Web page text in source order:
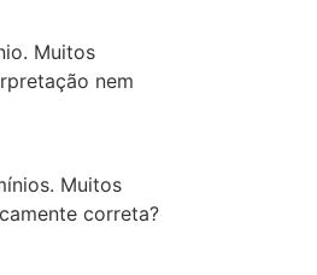
Muitos
nem
Muitos
correta?